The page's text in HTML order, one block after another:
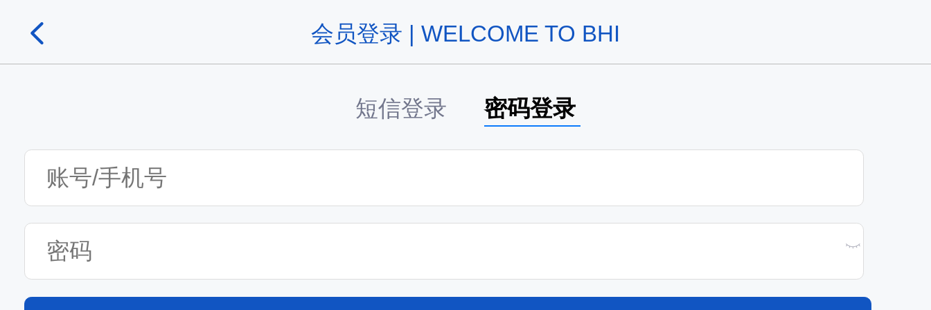
会员登录 | WELCOME TO BHI
短信登录 密码登录